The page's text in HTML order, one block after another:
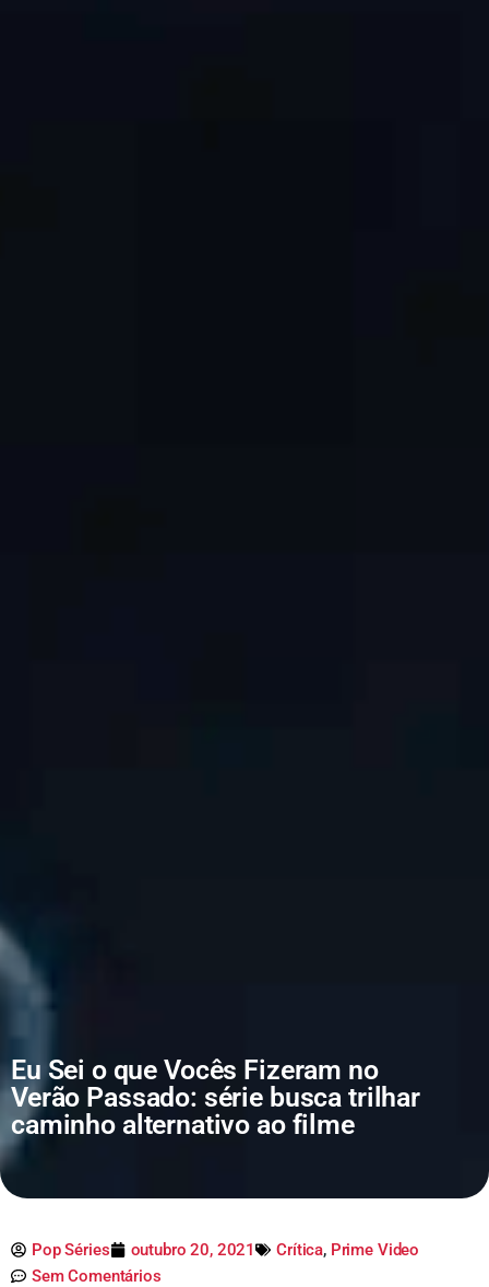
Eu Sei o que Vocês Fizeram no
Verão Passado: série busca trilhar
caminho alternativo ao filme
Pop Séries outubro 20, 2021 Crítica, Prime Video
Sem Comentários